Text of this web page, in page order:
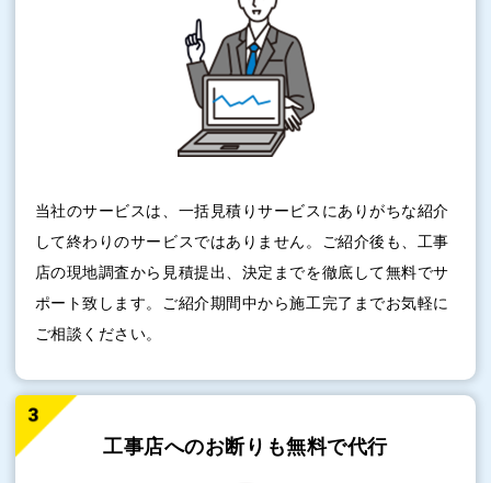
当社のサービスは、一括見積りサービスにありがちな紹介
して終わりのサービスではありません。ご紹介後も、工事
店の現地調査から見積提出、決定までを徹底して無料でサ
ポート致します。ご紹介期間中から施工完了までお気軽に
ご相談ください。
工事店へのお断りも無料で代行